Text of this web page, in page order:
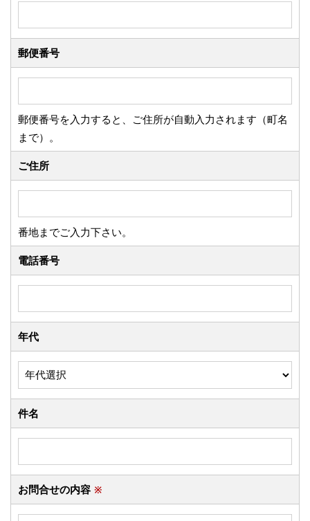
郵便番号
郵便番号を入力すると、ご住所が自動入力されます（町名
まで）。
ご住所
番地までご入力下さい。
電話番号
年代
件名
お問合せの内容 ※